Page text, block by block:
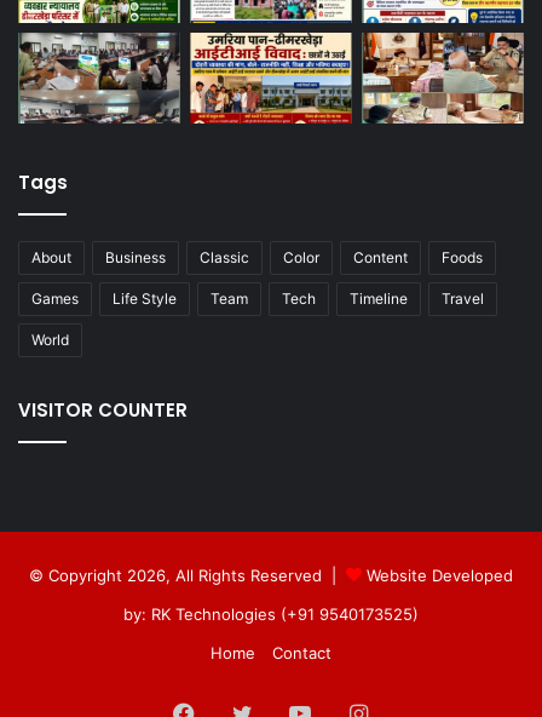
Tags
About Business Classic Color Content Foods
Games Life Style Team Tech Timeline Travel
World
VISITOR COUNTER
© Copyright 2026, All Rights Reserved |
Website Developed
by: RK Technologies (+91 9540173525)
Home
Contact